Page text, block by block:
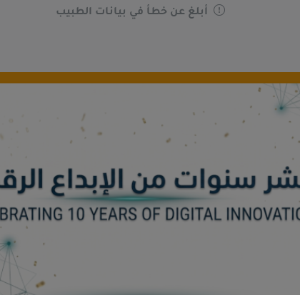
أبلغ عن خطأ في بيانات الطبيب